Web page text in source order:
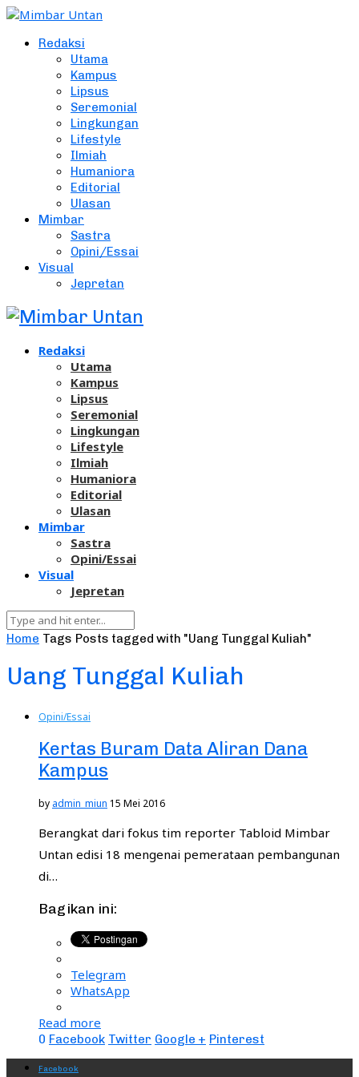
Redaksi
Utama
Kampus
Lipsus
Seremonial
Lingkungan
Lifestyle
Ilmiah
Humaniora
Editorial
Ulasan
Mimbar
Sastra
Opini/Essai
Visual
Jepretan
Redaksi
Utama
Kampus
Lipsus
Seremonial
Lingkungan
Lifestyle
Ilmiah
Humaniora
Editorial
Ulasan
Mimbar
Sastra
Opini/Essai
Visual
Jepretan
Home Tags Posts tagged with "Uang Tunggal Kuliah"
Uang Tunggal Kuliah
Opini/Essai
Kertas Buram Data Aliran Dana
Kampus
by admin_miun 15 Mei 2016
Berangkat dari fokus tim reporter Tabloid Mimbar
Untan edisi 18 mengenai pemerataan pembangunan
di…
Bagikan ini:
Telegram
WhatsApp
Read more
0 Facebook Twitter Google + Pinterest
Facebook